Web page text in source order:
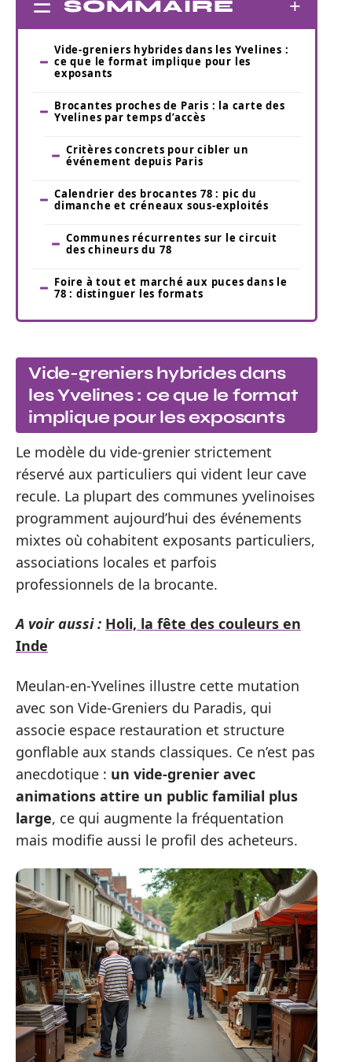
SOMMAIRE
Vide-greniers hybrides dans les Yvelines :
ce que le format implique pour les
exposants
Brocantes proches de Paris : la carte des
Yvelines par temps d’accès
Critères concrets pour cibler un
événement depuis Paris
Calendrier des brocantes 78 : pic du
dimanche et créneaux sous-exploités
Communes récurrentes sur le circuit
des chineurs du 78
Foire à tout et marché aux puces dans le
78 : distinguer les formats
Vide-greniers hybrides dans
les Yvelines : ce que le format
implique pour les exposants
Le modèle du vide-grenier strictement
réservé aux particuliers qui vident leur cave
recule. La plupart des communes yvelinoises
programment aujourd’hui des événements
mixtes où cohabitent exposants particuliers,
associations locales et parfois
professionnels de la brocante.
A voir aussi : Holi, la fête des couleurs en
Inde
Meulan-en-Yvelines illustre cette mutation
avec son Vide-Greniers du Paradis, qui
associe espace restauration et structure
gonflable aux stands classiques. Ce n’est pas
anecdotique : un vide-grenier avec
animations attire un public familial plus
large, ce qui augmente la fréquentation
mais modifie aussi le profil des acheteurs.